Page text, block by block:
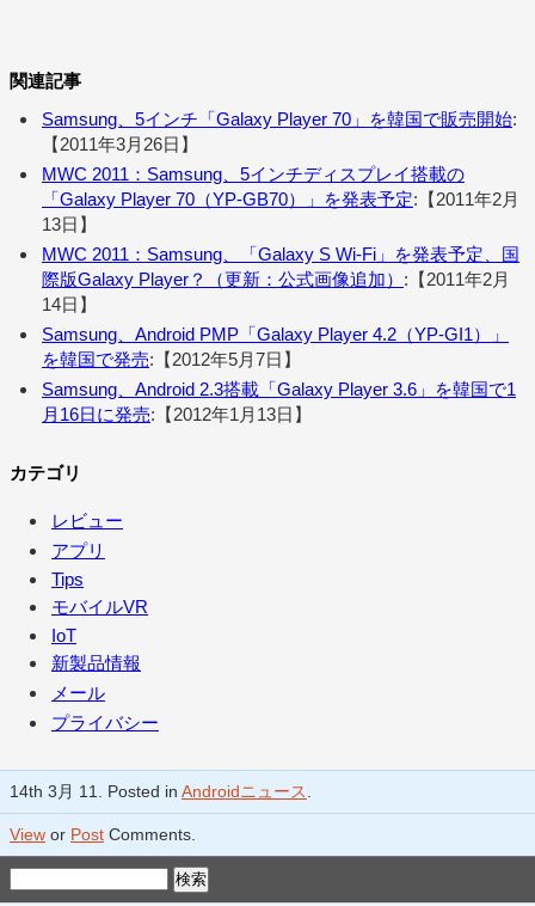
関連記事
Samsung、5インチ「Galaxy Player 70」を韓国で販売開始:
【2011年3月26日】
MWC 2011：Samsung、5インチディスプレイ搭載の
「Galaxy Player 70（YP-GB70）」を発表予定:【2011年2月
13日】
MWC 2011：Samsung、「Galaxy S Wi-Fi」を発表予定、国
際版Galaxy Player？（更新：公式画像追加） :【2011年2月
14日】
Samsung、Android PMP「Galaxy Player 4.2（YP-GI1）」
を韓国で発売:【2012年5月7日】
Samsung、Android 2.3搭載「Galaxy Player 3.6」を韓国で1
月16日に発売:【2012年1月13日】
カテゴリ
レビュー
アプリ
Tips
モバイルVR
IoT
新製品情報
メール
プライバシー
14th 3月 11. Posted in Androidニュース
View or Post Comments.